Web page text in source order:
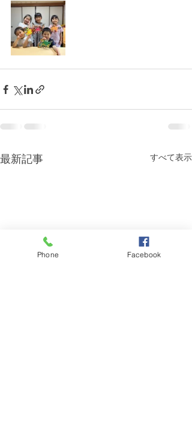
最新記事 すべて表示
Phone Facebook